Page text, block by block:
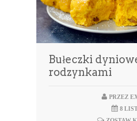
Bułeczki
rodzynkami
PRZEZ
8